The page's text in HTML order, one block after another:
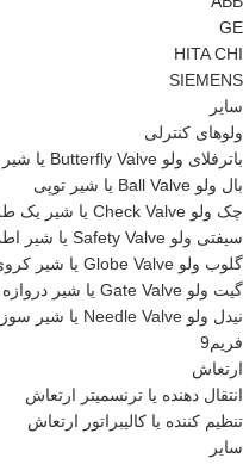
GE
HITA CHI
SIEMENS
سایر
ولوهای کنترلی
باترفلای ولو Butterfly Valve یا شیر پروانه ای
بال ولو Ball Valve یا شیر توپی
چک ولو Check Valve یا شیر یک طرفه
سیفتی ولو Safety Valve یا شیر اطمینان
گلوب ولو Globe Valve یا شیر کروی
گیت ولو Gate Valve یا شیر دروازه ای
نیدل ولو Needle Valve یا شیر سوزنی
فریم9
ارتعاش
انتقال دهنده یا ترنسمیتر ارتعاش
تنظیم کننده یا کالیبراتور ارتعاش
سایر